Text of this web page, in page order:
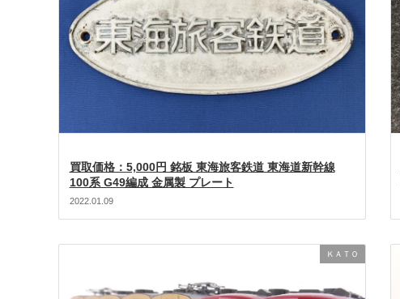
買取価格：5,000円 銘板 東海旅客鉄道 東海道新幹線
100系 G49編成 金属製 プレート
2022.01.09
ＫＡＴＯ